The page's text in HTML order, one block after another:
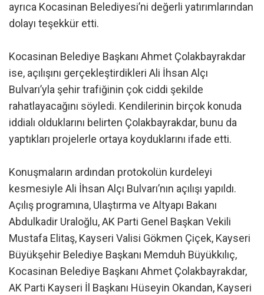
ayrıca Kocasinan Belediyesi’ni değerli yatırımlarından
dolayı teşekkür etti.
Kocasinan Belediye Başkanı Ahmet Çolakbayrakdar
ise, açılışını gerçekleştirdikleri Ali İhsan Alçı
Bulvarı’yla şehir trafiğinin çok ciddi şekilde
rahatlayacağını söyledi. Kendilerinin birçok konuda
iddialı olduklarını belirten Çolakbayrakdar, bunu da
yaptıkları projelerle ortaya koyduklarını ifade etti.
Konuşmaların ardından protokolün kurdeleyi
kesmesiyle Ali İhsan Alçı Bulvarı’nın açılışı yapıldı.
Açılış programına, Ulaştırma ve Altyapı Bakanı
Abdulkadir Uraloğlu, AK Parti Genel Başkan Vekili
Mustafa Elitaş, Kayseri Valisi Gökmen Çiçek, Kayseri
Büyükşehir Belediye Başkanı Memduh Büyükkılıç,
Kocasinan Belediye Başkanı Ahmet Çolakbayrakdar,
AK Parti Kayseri İl Başkanı Hüseyin Okandan, Kayseri